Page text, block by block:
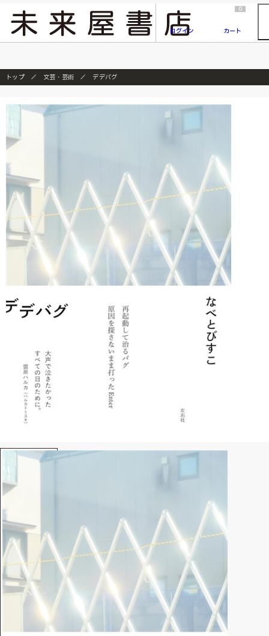
『ONE PIECE magazine 021 ONE PIECEカード付き同梱版』発売延期のご案内
ログイン
0
カート
トップ 文芸・芸術 デデバグ